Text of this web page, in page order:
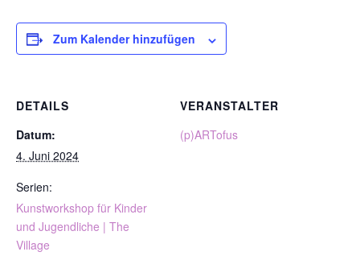
Zum Kalender hinzufügen
DETAILS
Datum:
4. Juni 2024
Serien:
Kunstworkshop für Kinder
und Jugendliche | The
Village
VERANSTALTER
(p)ARTofus